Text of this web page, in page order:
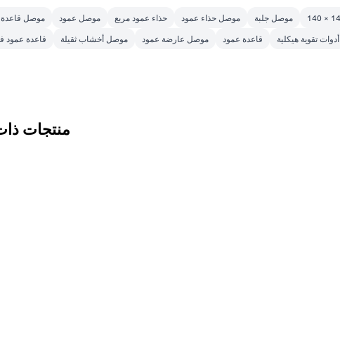
موصل موصل عمود حذاء عمود مربع موصل حذاء عمود موصل جلبة
قاعدة عمود
موصل أخشاب ثقيلة موصل عارضة عمود قاعدة عمود أدوات تقوية هيكلية
منتجات